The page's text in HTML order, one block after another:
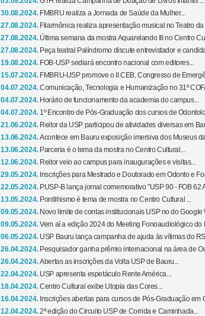
30.08.2024. FMBRU realiza a Jornada de Saúde da Mulher...
27.08.2024. Filarmônica realiza apresentação musical no Teatro da
27.08.2024. Última semana da mostra Aquarelando III no Centro
27.08.2024. Peça teatral Palíndromo discute entrevistador e
19.08.2024. FOB-USP sediará encontro nacional com editores...
15.07.2024. FMBRU-USP promove o II CEB, Congresso de
04.07.2024.Comunicação, Tecnologia e Humanização no 31º
04.07.2024. Horário de funcionamento da academia do campus...
04.07.2024. 1º Encontro de Pós-Graduação dos cursos de
21.06.2024. Reitor da USP participou de atividades diversas em
13.06.2024.Acontece em Bauru exposição imersiva dos Museus da
13.06.2024. Parceria é o tema da mostra no Centro Cultural...
12.06.2024. Reitor veio ao campus para inaugurações e visitas...
29.05.2024. Inscrições para Mestrado e Doutorado em Odonto e
22.05.2024. PUSP-B lança jornal comemorativo "USP 90 - FOB 62
13.05.2024. Pontilhismo é tema de mostra no Centro Cultural ...
09.05.2024. Novo limite de contas institucionais USP no do Google
09.05.2024.Vem aí a edição 2024 do Meeting Fonoaudiológico do
06.05.2024. USP Bauru lança campanha de ajuda às vítimas do
26.04.2024. Pesquisador ganha prêmio internacional na área de
26.04.2024.Abertas as inscrições da Volta USP de Bauru...
22.04.2024. USP apresenta espetáculo Rente América...
18.04.2024.Centro Cultural exibe Utopia das Cores...
16.04.2024. Inscrições abertas para cursos de Pós-Graduação em
12.04.2024.2ª edição do Circuito USP de Corrida e Caminhada...